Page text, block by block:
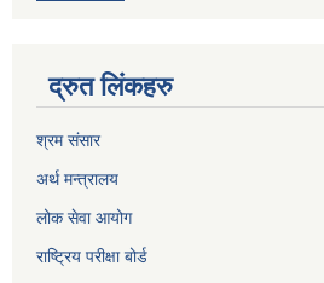
द्रुत लिंकहरु
श्रम संसार
अर्थ मन्त्रालय
लोक सेवा आयोग
राष्ट्रिय परीक्षा बोर्ड